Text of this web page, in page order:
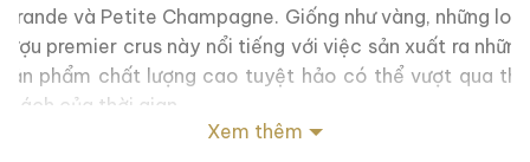
Grande và Petite Champagne. Giống như vàng, những loại
rượu premier crus này nổi tiếng với việc sản xuất ra những
sản phẩm chất lượng cao tuyệt hảo có thể vượt qua thử
thách của thời gian.
Xem thêm